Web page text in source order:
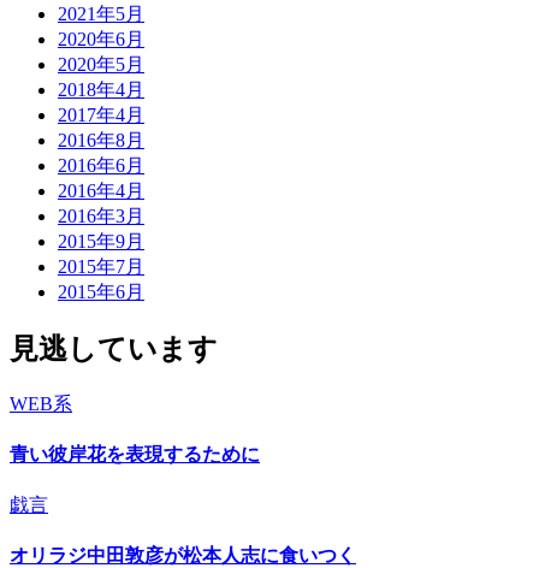
2021年5月
2020年6月
2020年5月
2018年4月
2017年4月
2016年8月
2016年6月
2016年4月
2016年3月
2015年9月
2015年7月
2015年6月
見逃しています
WEB系
青い彼岸花を表現するために
戯言
オリラジ中田敦彦が松本人志に食いつく